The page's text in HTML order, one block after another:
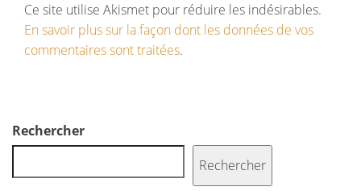
Ce site utilise Akismet pour réduire les indésirables.
En savoir plus sur la façon dont les données de vos
commentaires sont traitées.
Rechercher
Rechercher